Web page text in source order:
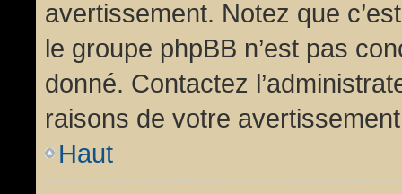
avertissement. Notez que
le groupe phpBB n’est pas
donné. Contactez
raisons de votre
Haut